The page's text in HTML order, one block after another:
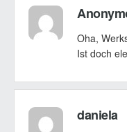
Oha,
Ist doch
daniela